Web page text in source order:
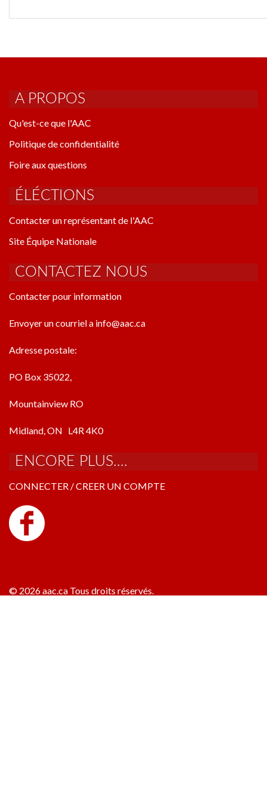
A PROPOS
Qu'est-ce que l'AAC
Politique de confidentialité
Foire aux questions
ÉLÉCTIONS
Contacter un représentant de l'AAC
Site Équipe Nationale
CONTACTEZ NOUS
Contacter pour information
Envoyer un courriel a info@aac.ca
Adresse postale:
PO Box 35022,
Mountainview RO
Midland, ON L4R 4K0
ENCORE PLUS....
CONNECTER / CREER UN COMPTE
© 2026 aac.ca Tous droits réservés.